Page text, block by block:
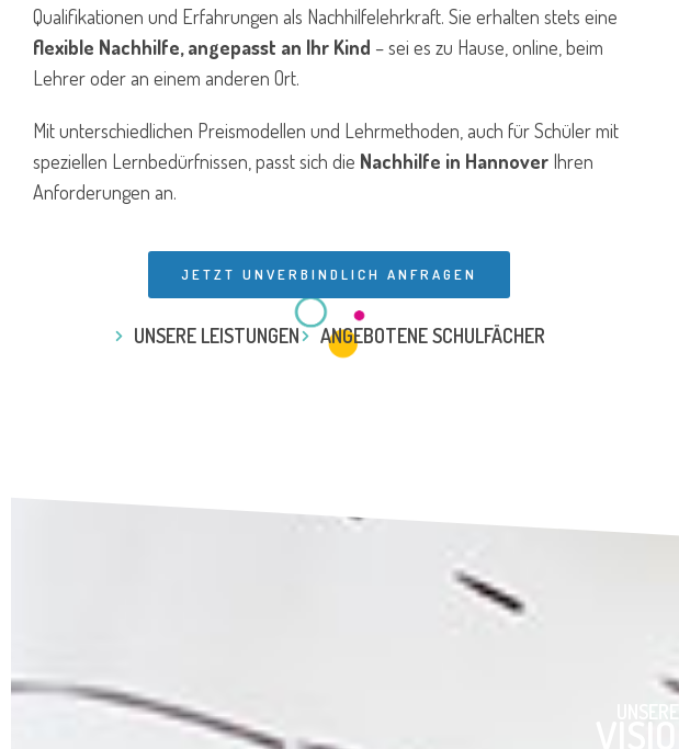
Qualifikationen und Erfahrungen als Nachhilfelehrkraft. Sie erhalten stets eine
flexible Nachhilfe, angepasst an Ihr Kind – sei es zu Hause, online, beim
Lehrer oder an einem anderen Ort.
Mit unterschiedlichen Preismodellen und Lehrmethoden, auch für Schüler mit
speziellen Lernbedürfnissen, passt sich die Nachhilfe in Hannover Ihren
Anforderungen an.
JETZT UNVERBINDLICH ANFRAGEN
UNSERE LEISTUNGEN ANGEBOTENE SCHULFÄCHER
UNSERE
VISION